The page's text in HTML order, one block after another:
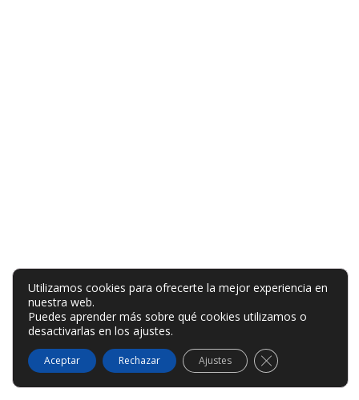
Utilizamos cookies para ofrecerte la mejor experiencia en
nuestra web.
Puedes aprender más sobre qué cookies utilizamos o
desactivarlas en los ajustes.
Aceptar Rechazar Ajustes Cerrar el banner